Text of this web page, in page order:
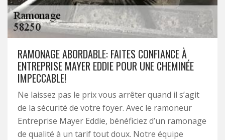
RAMONAGE ABORDABLE: FAITES CONFIANCE À
ENTREPRISE MAYER EDDIE POUR UNE CHEMINÉE
IMPECCABLE!
Ne laissez pas le prix vous arrêter quand il s’agit
de la sécurité de votre foyer. Avec le ramoneur
Entreprise Mayer Eddie, bénéficiez d’un ramonage
de qualité à un tarif tout doux. Notre équipe